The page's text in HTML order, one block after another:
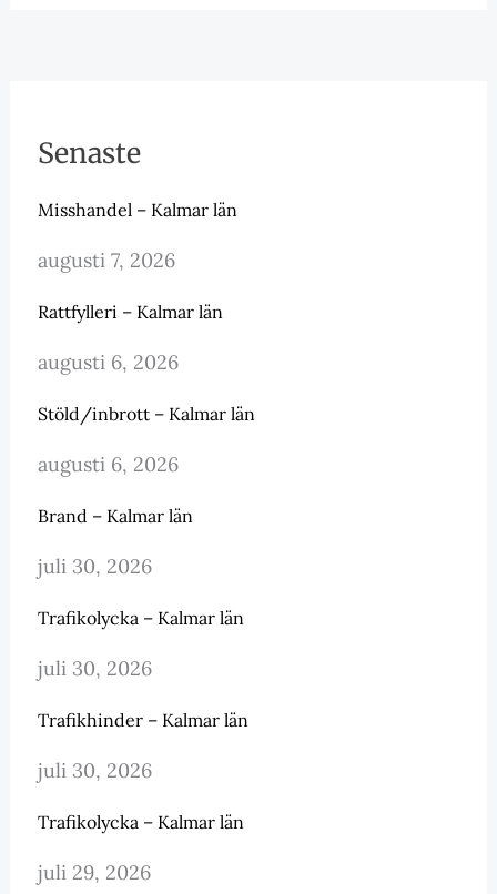
Senaste
Misshandel – Kalmar län
augusti 7, 2026
Rattfylleri – Kalmar län
augusti 6, 2026
Stöld/inbrott – Kalmar län
augusti 6, 2026
Brand – Kalmar län
juli 30, 2026
Trafikolycka – Kalmar län
juli 30, 2026
Trafikhinder – Kalmar län
juli 30, 2026
Trafikolycka – Kalmar län
juli 29, 2026